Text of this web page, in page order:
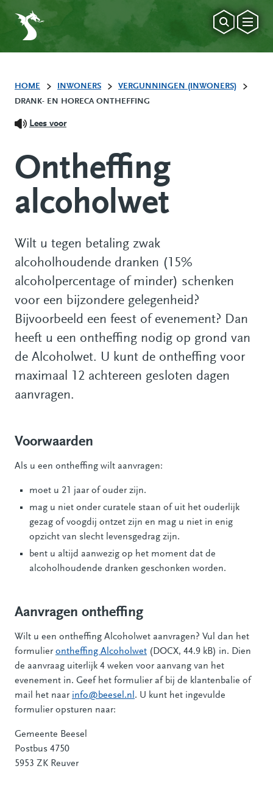
HOME INWONERS
VERGUNNINGEN (INWONERS)
DRANK- EN HORECA ONTHEFFING
Lees voor
Ontheffing
alcoholwet
Wilt u tegen betaling zwak
alcoholhoudende dranken (15%
alcoholpercentage of minder) schenken
voor een bijzondere gelegenheid?
Bijvoorbeeld een feest of evenement? Dan
heeft u een ontheffing nodig op grond van
de Alcoholwet. U kunt de ontheffing voor
maximaal 12 achtereen gesloten dagen
aanvragen.
Voorwaarden
Als u een ontheffing wilt aanvragen:
moet u 21 jaar of ouder zijn.
mag u niet onder curatele staan of uit het ouderlijk
gezag of voogdij ontzet zijn en mag u niet in enig
opzicht van slecht levensgedrag zijn.
bent u altijd aanwezig op het moment dat de
alcoholhoudende dranken geschonken worden.
Aanvragen ontheffing
Wilt u een ontheffing Alcoholwet aanvragen? Vul dan het
formulierontheffing Alcoholwet (DOCX, 44.9 kB) in. Dien
de aanvraag uiterlijk 4 weken voor aanvang van het
evenement in. Geef het formulier af bij de klantenbalie of
mail het naar info@beesel.nl . U kunt het ingevulde
formulier opsturen naar:
Gemeente Beesel
Postbus 4750
5953 ZK Reuver